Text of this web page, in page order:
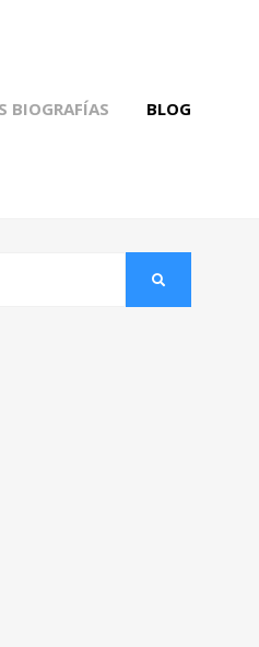
BIOGRAFÍAS BLOG